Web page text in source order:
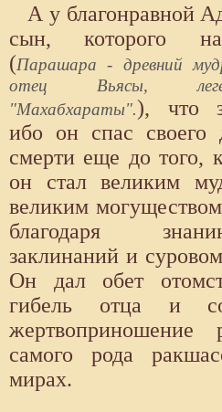
А у благонравной
сын, которого
(Парашара - древний
отец Вьясы,
"Махабхараты".), что
ибо он спас своего
смерти еще до того,
он стал великим
великим
благодаря
заклинаний и
Он дал обет
гибель отца и
жертвоприношение
самого рода
мирах.